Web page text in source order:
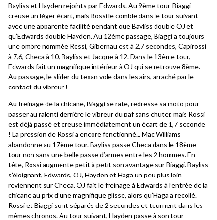
Bayliss et Hayden rejoints par Edwards. Au 9ème tour, Biaggi
creuse un léger écart, mais Rossi le comble dans le tour suivant
avec une apparente facilité pendant que Bayliss double OJ et
qu’Edwards double Hayden. Au 12ème passage, Biaggi a toujours
une ombre nommée Rossi, Gibernau est à 2,7 secondes, Capirossi
à 7,6, Checa à 10, Bayliss et Jacque à 12. Dans le 13ème tour,
Edwards fait un magnifique intérieur à OJ qui se retrouve 8ème.
Au passage, le slider du texan vole dans les airs, arraché par le
contact du vibreur !
Au freinage de la chicane, Biaggi se rate, redresse sa moto pour
passer au ralenti derrière le vibreur du paf sans chuter, mais Rossi
est déjà passé et creuse immédiatement un écart de 1,7 seconde
! La pression de Rossi a encore fonctionné... Mac Williams
abandonne au 17ème tour. Bayliss passe Checa dans le 18ème
tour non sans une belle passe d’armes entre les 2 hommes. En
tête, Rossi augmente petit à petit son avantage sur Biaggi. Bayliss
s’éloignant, Edwards, OJ, Hayden et Haga un peu plus loin
reviennent sur Checa. OJ fait le freinage à Edwards à l’entrée de la
chicane au prix d’une magnifique glisse, alors qu’Haga a recollé.
Rossi et Biaggi sont séparés de 2 secondes et tournent dans les
mêmes chronos. Au tour suivant, Hayden passe à son tour